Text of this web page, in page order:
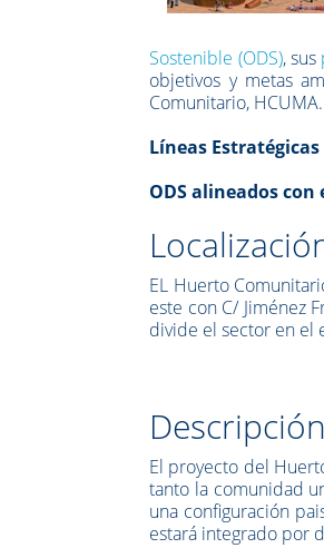
Sostenible (ODS), sus
objetivos y metas
Comunitario, HCUMA.
Líneas
ODS alineados con
EL Huerto
este con C/ Jiménez
divide el sector en el
El proyecto del
tanto la comunidad
una configuración
estará integrado por